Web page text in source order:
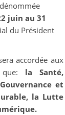
juin au 31
du Président
accordée aux
que: la Santé,
et
la Lutte